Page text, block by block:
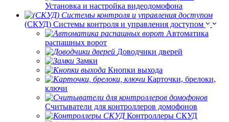
Установка и настройка видеодомофона
(СКУД) Системы контроля и управления доступом
Автоматика
распашных ворот
Доводчики дверей
Замки
Кнопки выхода
Карточки, брелоки,
ключи
Считыватели для контроллеров домофонов
Контроллеры СКУД